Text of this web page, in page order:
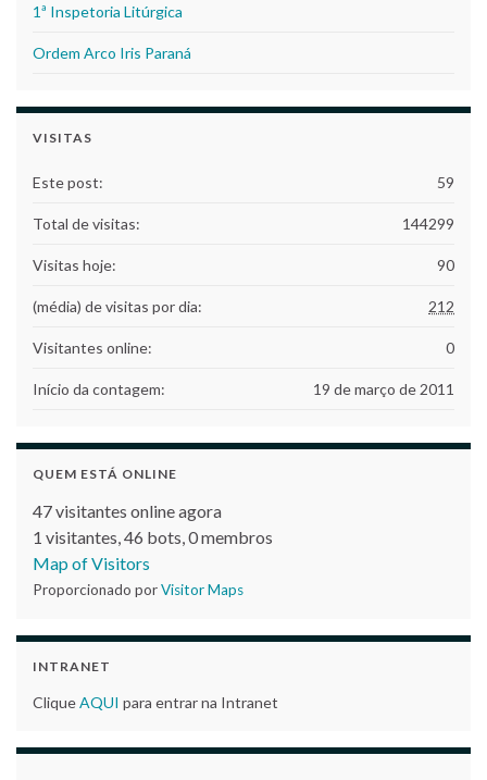
1ª Inspetoria Litúrgica
Ordem Arco Iris Paraná
VISITAS
59
Este post:
144299
Total de visitas:
90
Visitas hoje:
212
(média) de visitas por dia:
0
Visitantes online:
19 de março de 2011
Início da contagem:
QUEM ESTÁ ONLINE
47 visitantes online agora
1 visitantes, 46 bots, 0 membros
Map of Visitors
Proporcionado porVisitor Maps
INTRANET
CliqueAQUI para entrar na Intranet